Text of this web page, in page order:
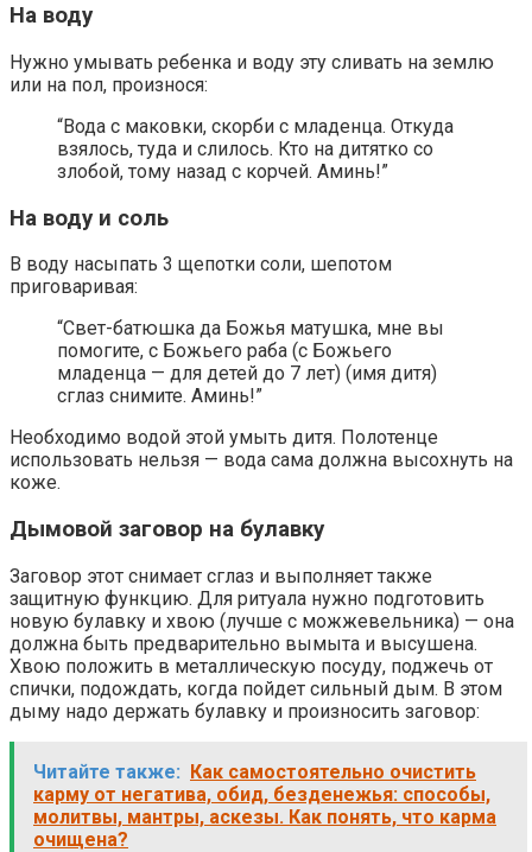
На воду
Нужно умывать ребенка и воду эту сливать на землю
или на пол, произнося:
“Вода с маковки, скорби с младенца. Откуда
взялось, туда и слилось. Кто на дитятко со
злобой, тому назад с корчей. Аминь!”
На воду и соль
В воду насыпать 3 щепотки соли, шепотом
приговаривая:
“Свет-батюшка да Божья матушка, мне вы
помогите, с Божьего раба (с Божьего
младенца — для детей до 7 лет) (имя дитя)
сглаз снимите. Аминь!”
Необходимо водой этой умыть дитя. Полотенце
использовать нельзя — вода сама должна высохнуть на
коже.
Дымовой заговор на булавку
Заговор этот снимает сглаз и выполняет также
защитную функцию. Для ритуала нужно подготовить
новую булавку и хвою (лучше с можжевельника) — она
должна быть предварительно вымыта и высушена.
Хвою положить в металлическую посуду, поджечь от
спички, подождать, когда пойдет сильный дым. В этом
дыму надо держать булавку и произносить заговор:
Читайте также: Как самостоятельно очистить
карму от негатива, обид, безденежья: способы,
молитвы, мантры, аскезы. Как понять, что карма
очищена?